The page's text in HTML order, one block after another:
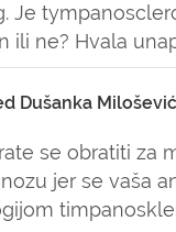
Je
ili ne? Hvala
Dušanka Milošević
se obratiti za
jer se vaša